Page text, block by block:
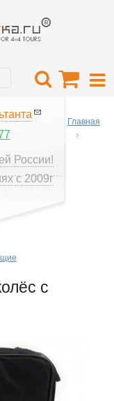
России!
с 2009г
Главная
с